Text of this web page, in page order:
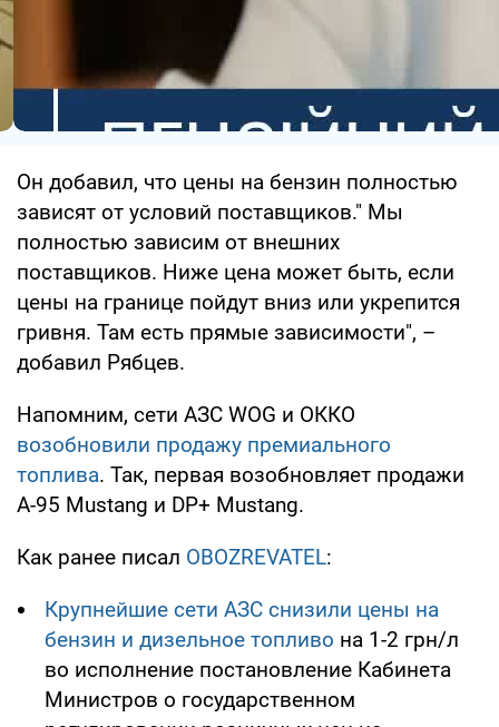
Он добавил, что цены на бензин полностью
зависят от условий поставщиков." Мы
полностью зависим от внешних
поставщиков. Ниже цена может быть, если
цены на границе пойдут вниз или укрепится
гривня. Там есть прямые зависимости", –
добавил Рябцев.
Напомним, сети АЗС WOG и ОККО
возобновили продажу премиального
топлива. Так, первая возобновляет продажи
A-95 Mustang и DP+ Mustang.
Как ранее писал OBOZREVATEL:
Крупнейшие сети АЗС снизили цены на
бензин и дизельное топливо на 1-2 грн/л
во исполнение постановление Кабинета
Министров о государственном